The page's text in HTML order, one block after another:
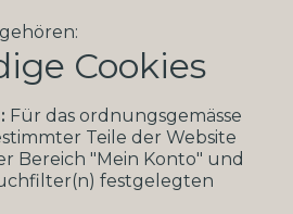
Cookies
Für das ordnungsgemässe
Teile der Website
Bereich "Mein Konto" und
festgelegten